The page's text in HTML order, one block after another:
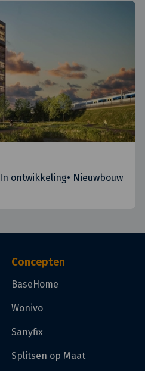
In ontwikkeling• Nieuwbouw
Concepten
BaseHome
Wonivo
Sanyfix
Splitsen op Maat